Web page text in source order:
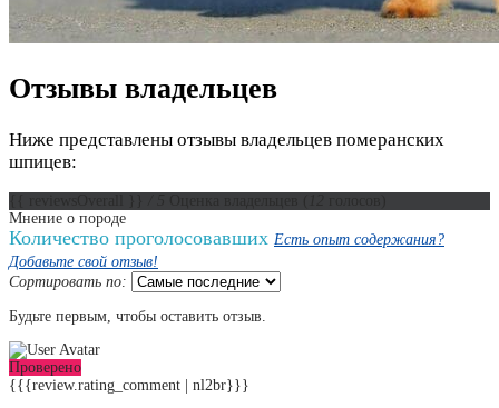
Отзывы владельцев
Ниже представлены отзывы владельцев померанских
шпицев:
Мнение о породе
Количество проголосовавших Есть опыт содержания?
Добавьте свой отзыв!
Сортировать по:
Будьте первым, чтобы оставить отзыв.
Проверено
{{{review.rating_comment | nl2br}}}